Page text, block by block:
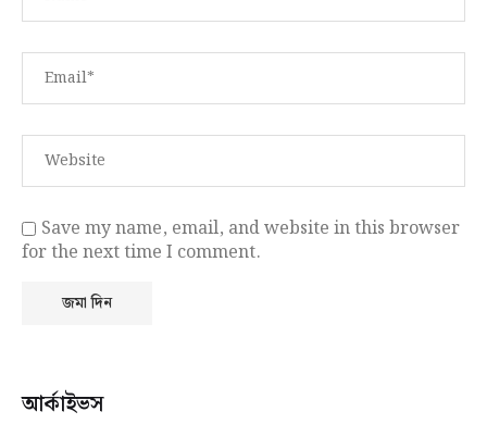
Save my name, email, and website in this browser
for the next time I comment.
আর্কাইভস